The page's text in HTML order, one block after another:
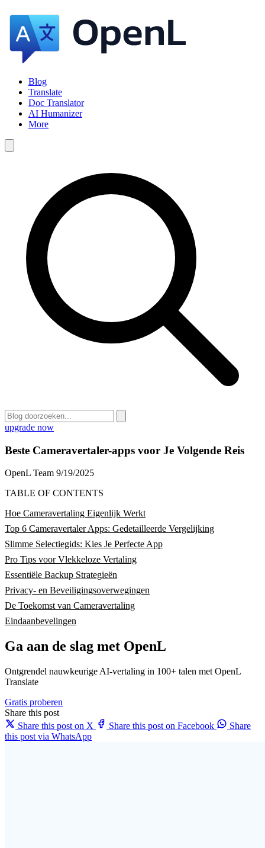
Blog
Translate
Doc Translator
AI Humanizer
More
upgrade now
Beste Cameravertaler-apps voor Je Volgende Reis
OpenL Team 9/19/2025
TABLE OF CONTENTS
Hoe Cameravertaling Eigenlijk Werkt
Top 6 Cameravertaler Apps: Gedetailleerde Vergelijking
Slimme Selectiegids: Kies Je Perfecte App
Pro Tips voor Vlekkeloze Vertaling
Essentiële Backup Strategieën
Privacy- en Beveiligingsoverwegingen
De Toekomst van Cameravertaling
Eindaanbevelingen
Ga aan de slag met OpenL
Ontgrendel nauwkeurige AI-vertaling in 100+ talen met OpenL
Translate
Gratis proberen
Share this post
Share this post on X
Share this post on Facebook
Share
this post via WhatsApp